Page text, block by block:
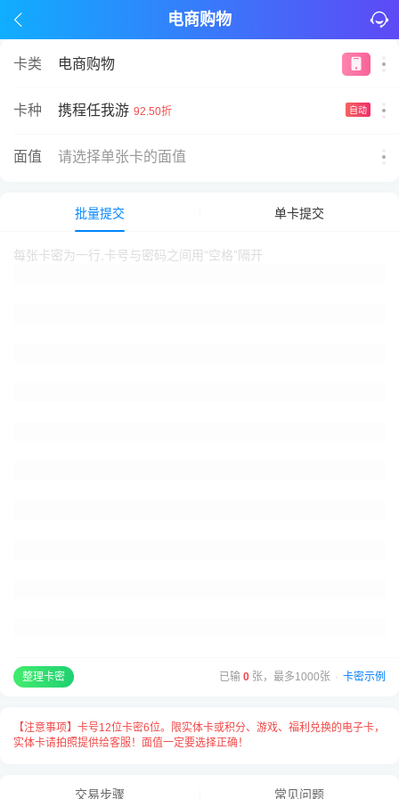
电商购物
卡类 电商购物
卡种 携程任我游 自动
92.50折
面值 请选择单张卡的面值
批量提交 单卡提交
整理卡密 已输 0 张，最多1000张 · 卡密示例
【注意事项】卡号12位卡密6位。限实体卡或积分、游戏、福利兑换的电子卡，
实体卡请拍照提供给客服！面值一定要选择正确！
交易步骤 常见问题